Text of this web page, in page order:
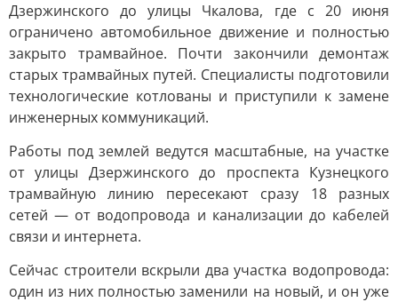
Дзержинского до улицы Чкалова, где с 20 июня
ограничено автомобильное движение и полностью
закрыто трамвайное. Почти закончили демонтаж
старых трамвайных путей. Специалисты подготовили
технологические котлованы и приступили к замене
инженерных коммуникаций.
Работы под землей ведутся масштабные, на участке
от улицы Дзержинского до проспекта Кузнецкого
трамвайную линию пересекают сразу 18 разных
сетей — от водопровода и канализации до кабелей
связи и интернета.
Сейчас строители вскрыли два участка водопровода:
один из них полностью заменили на новый, и он уже